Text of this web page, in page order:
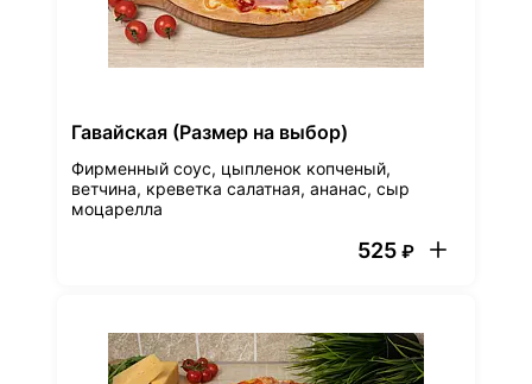
Гавайская (Размер на выбор)
Фирменный соус, цыпленок копченый,
ветчина, креветка салатная, ананас, сыр
моцарелла
525 ₽